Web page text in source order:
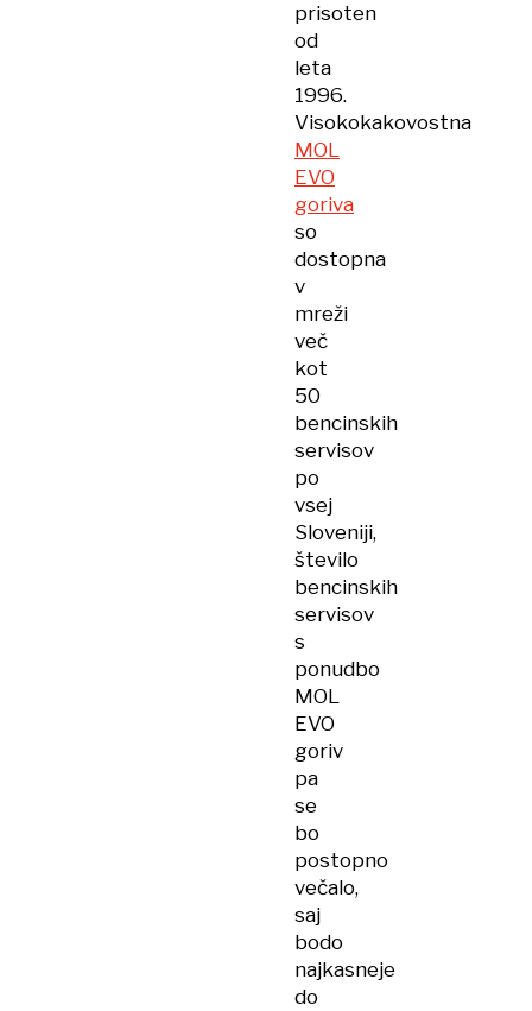
prisoten
od
leta
1996.
Visokokakovostna
MOL
EVO
goriva
so
dostopna
v
mreži
več
kot
50
bencinskih
servisov
po
vsej
Sloveniji,
število
bencinskih
servisov
s
ponudbo
MOL
EVO
goriv
pa
se
bo
postopno
večalo,
saj
bodo
najkasneje
do